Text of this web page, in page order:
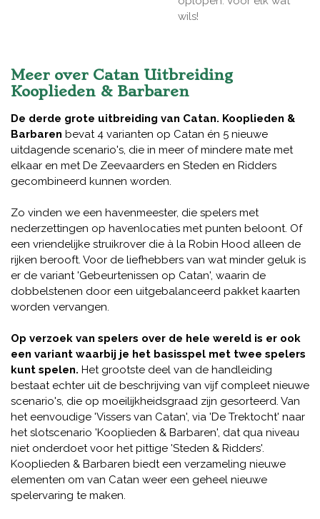
wils!
Meer over Catan Uitbreiding
Kooplieden & Barbaren
De derde grote uitbreiding van Catan. Kooplieden &
Barbaren bevat 4 varianten op Catan én 5 nieuwe
uitdagende scenario's, die in meer of mindere mate met
elkaar en met De Zeevaarders en Steden en Ridders
gecombineerd kunnen worden.
Zo vinden we een havenmeester, die spelers met
nederzettingen op havenlocaties met punten beloont. Of
een vriendelijke struikrover die à la Robin Hood alleen de
rijken berooft. Voor de liefhebbers van wat minder geluk is
er de variant 'Gebeurtenissen op Catan', waarin de
dobbelstenen door een uitgebalanceerd pakket kaarten
worden vervangen.
Op verzoek van spelers over de hele wereld is er ook
een variant waarbij je het basisspel met twee spelers
kunt spelen. Het grootste deel van de handleiding
bestaat echter uit de beschrijving van vijf compleet nieuwe
scenario's, die op moeilijkheidsgraad zijn gesorteerd. Van
het eenvoudige 'Vissers van Catan', via 'De Trektocht' naar
het slotscenario 'Kooplieden & Barbaren', dat qua niveau
niet onderdoet voor het pittige 'Steden & Ridders'.
Kooplieden & Barbaren biedt een verzameling nieuwe
elementen om van Catan weer een geheel nieuwe
spelervaring te maken.